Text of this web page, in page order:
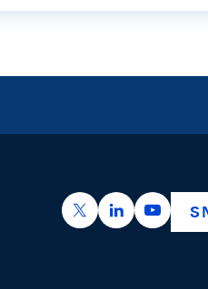
https://x.com/
https://